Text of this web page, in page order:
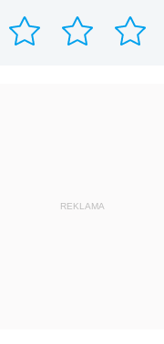
REKLAMA